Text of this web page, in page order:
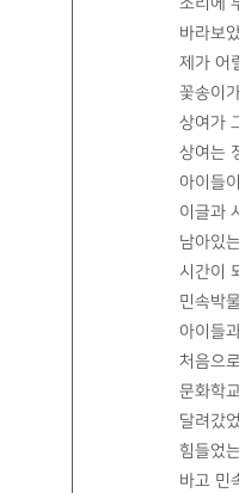
#고령댁상여
#국립민속박물관
#
#동방삭 #
#사
#상주
#염라대왕
#이승 #
#저
#청노새 #
One Comment